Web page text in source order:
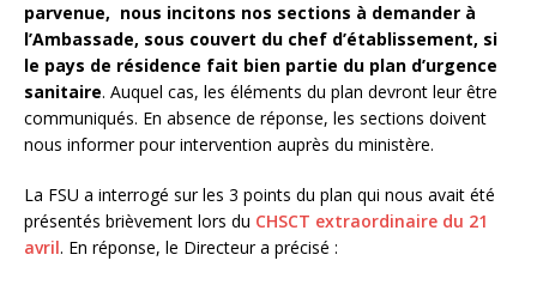
parvenue, nous incitons nos sections à demander à
l’Ambassade, sous couvert du chef d’établissement, si
le pays de résidence fait bien partie du plan d’urgence
sanitaire. Auquel cas, les éléments du plan devront leur être
communiqués. En absence de réponse, les sections doivent
nous informer pour intervention auprès du ministère.
La FSU a interrogé sur les 3 points du plan qui nous avait été
présentés brièvement lors du CHSCT extraordinaire du 21
avril. En réponse, le Directeur a précisé :